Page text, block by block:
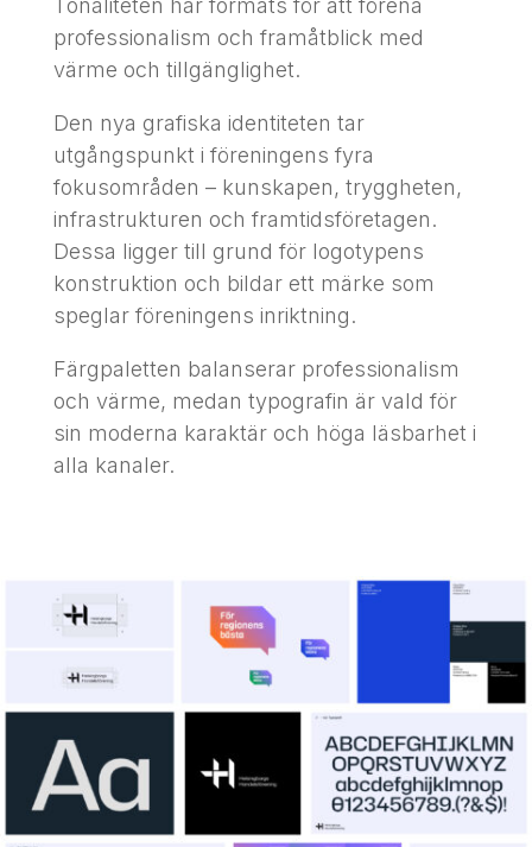
Tonaliteten har formats för att förena
professionalism och framåtblick med
värme och tillgänglighet.
Den nya grafiska identiteten tar
utgångspunkt i föreningens fyra
fokusområden – kunskapen, tryggheten,
infrastrukturen och framtidsföretagen.
Dessa ligger till grund för logotypens
konstruktion och bildar ett märke som
speglar föreningens inriktning.
Färgpaletten balanserar professionalism
och värme, medan typografin är vald för
sin moderna karaktär och höga läsbarhet i
alla kanaler.